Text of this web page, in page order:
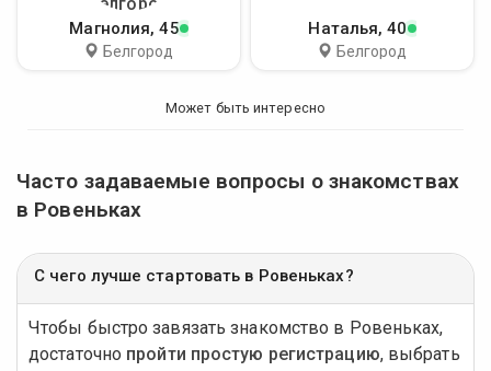
Магнолия, 45
Белгород
Наталья, 40
Белгород
Может быть интересно
Часто задаваемые вопросы о знакомствах
в Ровеньках
С чего лучше стартовать в Ровеньках?
Чтобы быстро завязать знакомство в Ровеньках,
достаточно пройти простую регистрацию, выбрать